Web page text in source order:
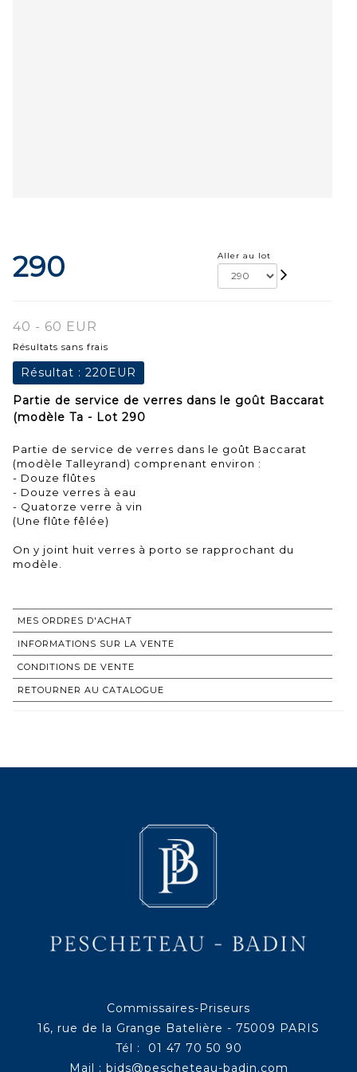
290 Aller au lot
40 - 60 EUR
Résultats sans frais
Résultat : 220EUR
Partie de service de verres dans le goût Baccarat
(modèle Ta - Lot 290
Partie de service de verres dans le goût Baccarat
(modèle Talleyrand) comprenant environ :
- Douze flûtes
- Douze verres à eau
- Quatorze verre à vin
(Une flûte fêlée)
On y joint huit verres à porto se rapprochant du
modèle.
MES ORDRES D'ACHAT
INFORMATIONS SUR LA VENTE
CONDITIONS DE VENTE
RETOURNER AU CATALOGUE
Commissaires-Priseurs
16, rue de la Grange Batelière - 75009 PARIS
Tél : 01 47 70 50 90
Mail : bids@pescheteau-badin.com